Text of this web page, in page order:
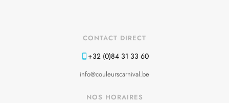
CONTACT DIRECT
+32 (0)84 31 33 60
info@couleurscarnival.be
NOS HORAIRES